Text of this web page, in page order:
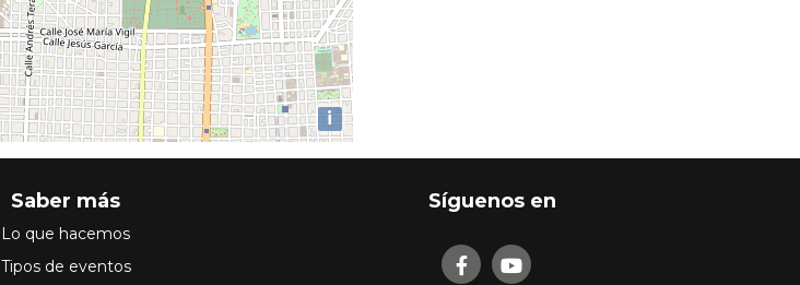
i
Saber más
Lo que hacemos
Tipos de eventos
Síguenos en